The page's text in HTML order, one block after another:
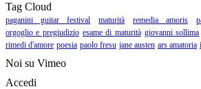
Tag Cloud
paganini guitar festival maturità remedia amoris
orgoglio e pregiudizio esame di maturità giovanni sollima
rimedi d'amore poesia paolo fresu jane austen ars amatoria
Noi su Vimeo
Accedi